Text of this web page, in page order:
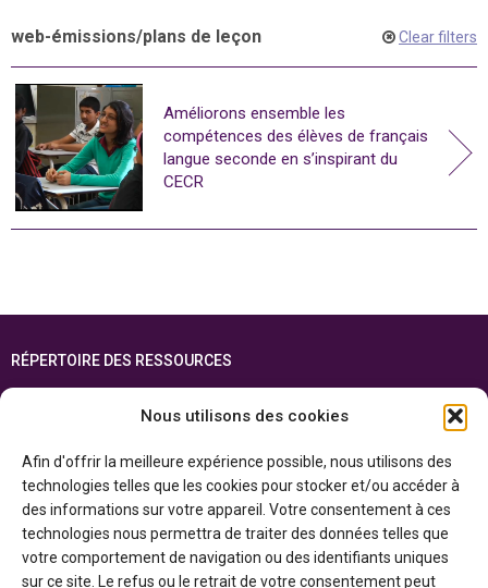
Nous utilisons des cookies
Afin d'offrir la meilleure expérience possible, nous utilisons des
technologies telles que les cookies pour stocker et/ou accéder à
des informations sur votre appareil. Votre consentement à ces
technologies nous permettra de traiter des données telles que
votre comportement de navigation ou des identifiants uniques
sur ce site. Le refus ou le retrait de votre consentement peut
web-émissions/plans de leçon Clear filters
Améliorons ensemble les
compétences des élèves de français
langue seconde en s’inspirant du
CECR
RÉPERTOIRE DES RESSOURCES
ENGLISH
Cette ressource est réalisée grâce au soutien financier du gouvernement de
l’Ontario et du gouvernement duCanada par l’entremise du ministère du
Patrimoine canadien